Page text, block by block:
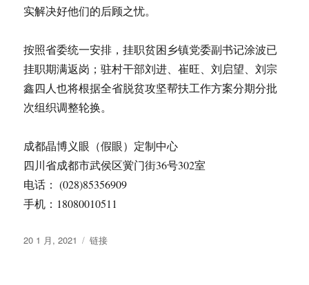
实解决好他们的后顾之忧。
按照省委统一安排，挂职贫困乡镇党委副书记涂波已
挂职期满返岗；驻村干部刘进、崔旺、刘启望、刘宗
鑫四人也将根据全省脱贫攻坚帮扶工作方案分期分批
次组织调整轮换。
成都晶博义眼（假眼）定制中心
四川省成都市武侯区黉门街36号302室
电话： (028)85356909
手机：18080010511
发
20 1 月, 2021
格
链接